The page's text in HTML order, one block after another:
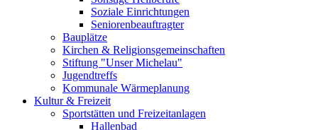
Soziale Einrichtungen
Seniorenbeauftragter
Bauplätze
Kirchen & Religionsgemeinschaften
Stiftung "Unser Michelau"
Jugendtreffs
Kommunale Wärmeplanung
Kultur & Freizeit
Sportstätten und Freizeitanlagen
Hallenbad